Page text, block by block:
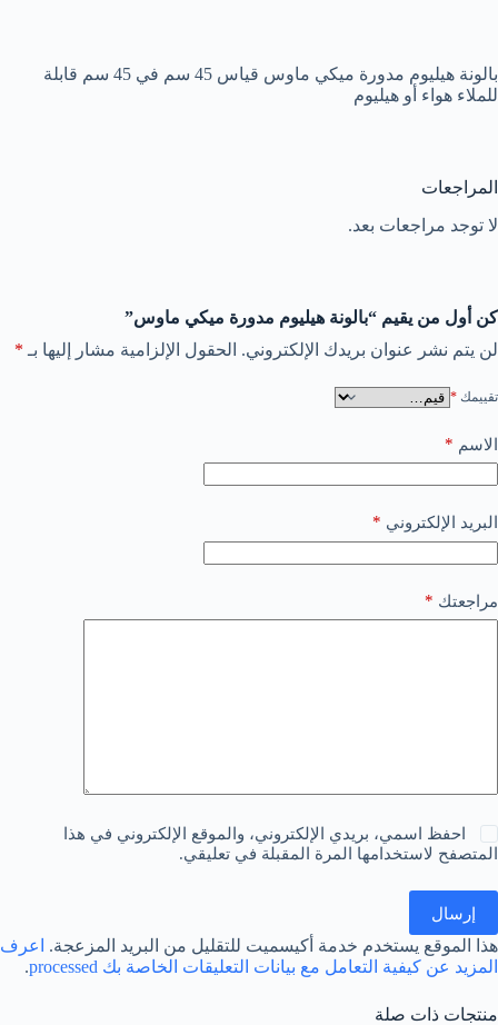
بالونة هيليوم مدورة ميكي ماوس قياس 45 سم في 45 سم قابلة
للملاء هواء أو هيليوم
المراجعات
لا توجد مراجعات بعد.
كن أول من يقيم “بالونة هيليوم مدورة ميكي ماوس”
لن يتم نشر عنوان بريدك الإلكتروني. الحقول الإلزامية مشار إليها بـ *
تقييمك *
الاسم *
البريد الإلكتروني *
مراجعتك *
احفظ اسمي، بريدي الإلكتروني، والموقع الإلكتروني في هذا
المتصفح لاستخدامها المرة المقبلة في تعليقي.
إرسال
هذا الموقع يستخدم خدمة أكيسميت للتقليل من البريد المزعجة.
اعرف
المزيد عن كيفية التعامل مع بيانات التعليقات الخاصة بك processed
.
منتجات ذات صلة